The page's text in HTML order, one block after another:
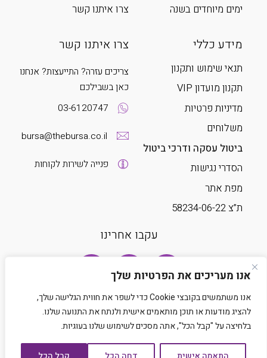
אנו מעריכים את הפרטיות שלך
אנו משתמשים בקובצי Cookie כדי לשפר את חווית הגלישה שלך,
להציג מודעות או תוכן מותאמים אישית ולנתח את התנועה שלנו.
בלחיצה על "קבל הכל", אתה מסכים לשימוש שלנו בעוגיות.
ימים מיוחדים בשנה
צרו איתנו קשר
מידע כללי
תנאי שימוש ותקנון
תקנון מועדון VIP
מדיניות פרטיות
משלוחים
ביטול עסקה ודרכי ביטול
הסדרי נגישות
מפת אתר
ת”צ 58234-06-22
צרו איתנו קשר
צריכים עזרה? התייעצות? אנחנו
כאן בשבילכם
03-6120747
bursa@thebursa.co.il
פנייה לשירות לקוחות
עקבו אחרינו
Developed by Matat Technologies LTD